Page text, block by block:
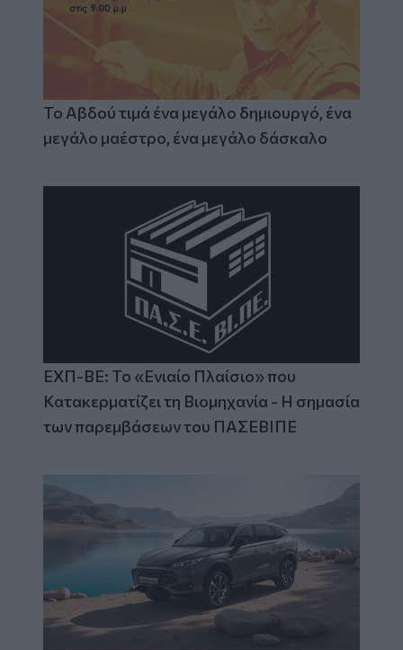
Το Αβδού τιμά ένα μεγάλο δημιουργό, ένα
μεγάλο μαέστρο, ένα μεγάλο δάσκαλο
ΕΧΠ-ΒΕ: Το «Ενιαίο Πλαίσιο» που
Κατακερματίζει τη Βιομηχανία - Η σημασία
των παρεμβάσεων του ΠΑΣΕΒΙΠΕ